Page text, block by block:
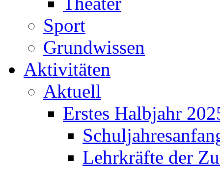
Sport
Grundwissen
Aktivitäten
Aktuell
Erstes Halbjahr
Lehrkräfte der